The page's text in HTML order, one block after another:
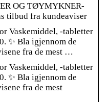
OG TØYMYKNER-
tilbud fra kundeaviser
Vaskemiddel, -tabletter
✨ Bla igjennom de
fra de mest …
Vaskemiddel, -tabletter
✨ Bla igjennom de
fra de mest